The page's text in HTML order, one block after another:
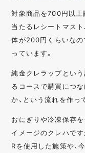
対象商品を700円以上
当たるレシートマス
体が200円くらいなの
っています。
純金クレラップとい
るコースで購買につ
か、という流れを作っ
おにぎりや冷凍保存
イメージのクレハで
Rを使用した施策や、